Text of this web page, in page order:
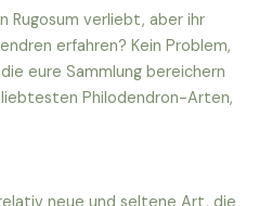
Rugosum verliebt, aber ihr
erfahren? Kein Problem,
eure Sammlung bereichern
Philodendron-Arten,